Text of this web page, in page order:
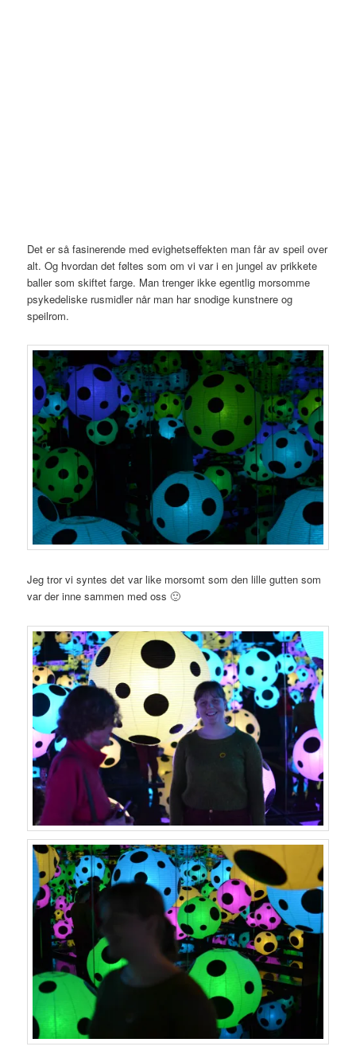
Det er så fasinerende med evighetseffekten man får av speil over
alt. Og hvordan det føltes som om vi var i en jungel av prikkete
baller som skiftet farge. Man trenger ikke egentlig morsomme
psykedeliske rusmidler når man har snodige kunstnere og
speilrom.
Jeg tror vi syntes det var like morsomt som den lille gutten som
var der inne sammen med oss 🙂